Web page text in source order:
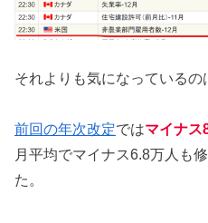
それよりも気になっているの
前回の年次改定ではマイナス
月平均でマイナス6.8万人も
た。